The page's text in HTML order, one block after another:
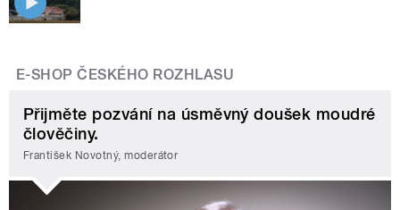
E-SHOP ČESKÉHO ROZHLASU
Přijměte pozvání na úsměvný doušek moudré
člověčiny.
František Novotný, moderátor